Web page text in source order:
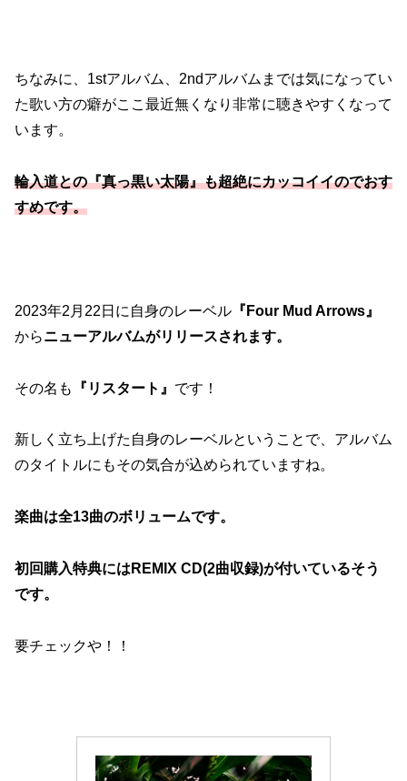
ちなみに、1stアルバム、2ndアルバムまでは気になってい
た歌い方の癖がここ最近無くなり非常に聴きやすくなって
います。
輪入道との『真っ黒い太陽』も超絶にカッコイイのでおす
すめです。
2023年2月22日に自身のレーベル 『Four Mud Arrows』
からニューアルバムがリリースされます。
その名も 『リスタート』 です！
新しく立ち上げた自身のレーベルということで、アルバム
のタイトルにもその気合が込められていますね。
楽曲は全13曲のボリュームです。
初回購入特典にはREMIX CD(2曲収録)が付いているそう
です。
要チェックや！！